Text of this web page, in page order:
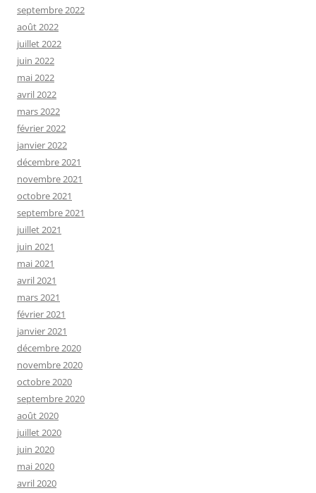
septembre 2022
août 2022
juillet 2022
juin 2022
mai 2022
avril 2022
mars 2022
février 2022
janvier 2022
décembre 2021
novembre 2021
octobre 2021
septembre 2021
juillet 2021
juin 2021
mai 2021
avril 2021
mars 2021
février 2021
janvier 2021
décembre 2020
novembre 2020
octobre 2020
septembre 2020
août 2020
juillet 2020
juin 2020
mai 2020
avril 2020